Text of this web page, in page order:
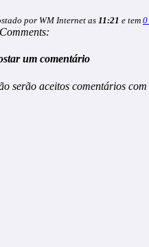
por WM Internet as 11:21 e tem 0
um comentário
serão aceitos comentários